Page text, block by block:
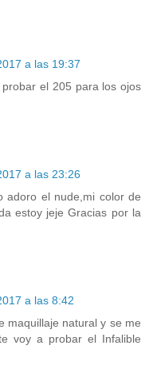
a las 19:37
el 205 para los ojos
a las 23:26
adoro el nude,mi color de
estoy jeje Gracias por la
a las 8:42
maquillaje natural y se me
voy a probar el Infalible